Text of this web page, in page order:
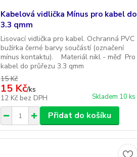
Kabelová vidlička Mínus pro kabel do
3.3 qmm
Lisovací vidlička pro kabel. Ochranná PVC
bužírka černé barvy součástí (označení
mínus kontaktu). Materiál nikl - měď Pro
kabel do průřezu 3.3 qmm
15 Kč
15 Kč/ks
12 Kč bez DPH Skladem 10 ks
Přidat do košíku